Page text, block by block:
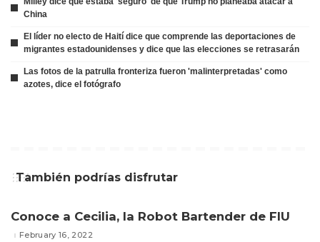
China
El líder no electo de Haití dice que comprende las deportaciones de
migrantes estadounidenses y dice que las elecciones se retrasarán
Las fotos de la patrulla fronteriza fueron 'malinterpretadas' como
azotes, dice el fotógrafo
También podrías disfrutar
Conoce a Cecilia, la Robot Bartender de FIU
February 16, 2022